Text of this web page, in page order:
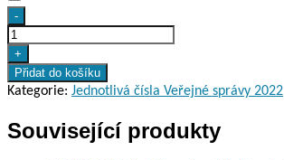
12/2022
Veřejná
správa
(elektronicky)
množství
-
+
Přidat do košíku
Kategorie: Jednotlivá čísla Veřejné správy 2022
Související produkty